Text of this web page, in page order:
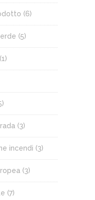
(6)
(5)
(1)
(3)
incendi (3)
(3)
(7)